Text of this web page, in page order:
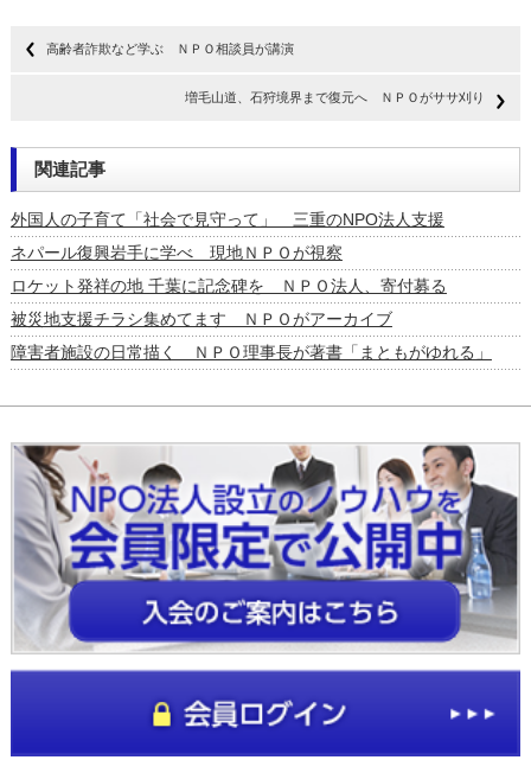
高齢者詐欺など学ぶ ＮＰＯ相談員が講演
増毛山道、石狩境界まで復元へ ＮＰＯがササ刈り
関連記事
外国人の子育て「社会で見守って」 三重のNPO法人支援
ネパール復興岩手に学べ 現地ＮＰＯが視察
ロケット発祥の地 千葉に記念碑を ＮＰＯ法人、寄付募る
被災地支援チラシ集めてます ＮＰＯがアーカイブ
障害者施設の日常描く ＮＰＯ理事長が著書「まともがゆれる」